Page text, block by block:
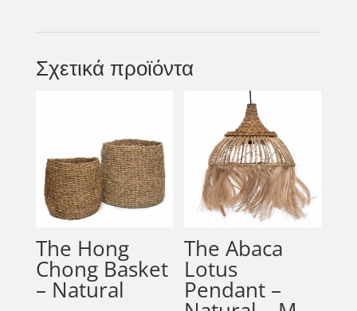
Σχετικά προϊόντα
The Hong
Chong Basket
– Natural
The Abaca
Lotus
Pendant –